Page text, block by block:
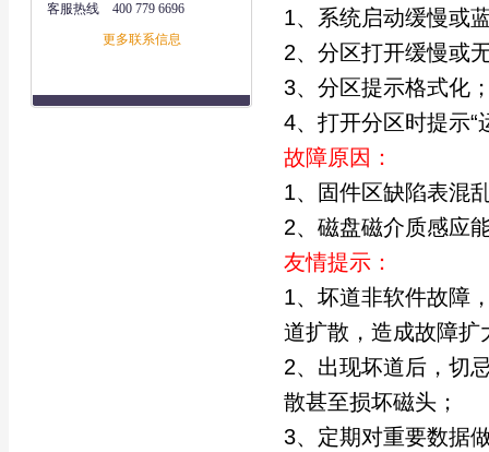
客服热线
400 779 6696
更多联系信息
1、系统启动缓慢或
2、分区打开缓慢或
3、分区提示格式化
4、打开分区时提示“
故障原因：
1、固件区缺陷表混
2、磁盘磁介质感应
友情提示：
1、坏道非软件故障
道扩散，造成故障扩
2、出现坏道后，切
散甚至损坏磁头；
3、定期对重要数据